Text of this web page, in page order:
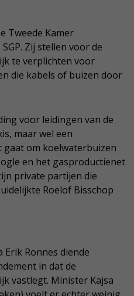
Tweede Kamer
Zij stellen voor de
te verplichten voor
die kabels of buizen door
voor leidingen van de
maar wel een
om koelwaterbuizen
en het gasproductienet
private partijen die
Roelof Bisschop
Erik Ronnes diende
in dat de
vastlegt. Minister Kajsa